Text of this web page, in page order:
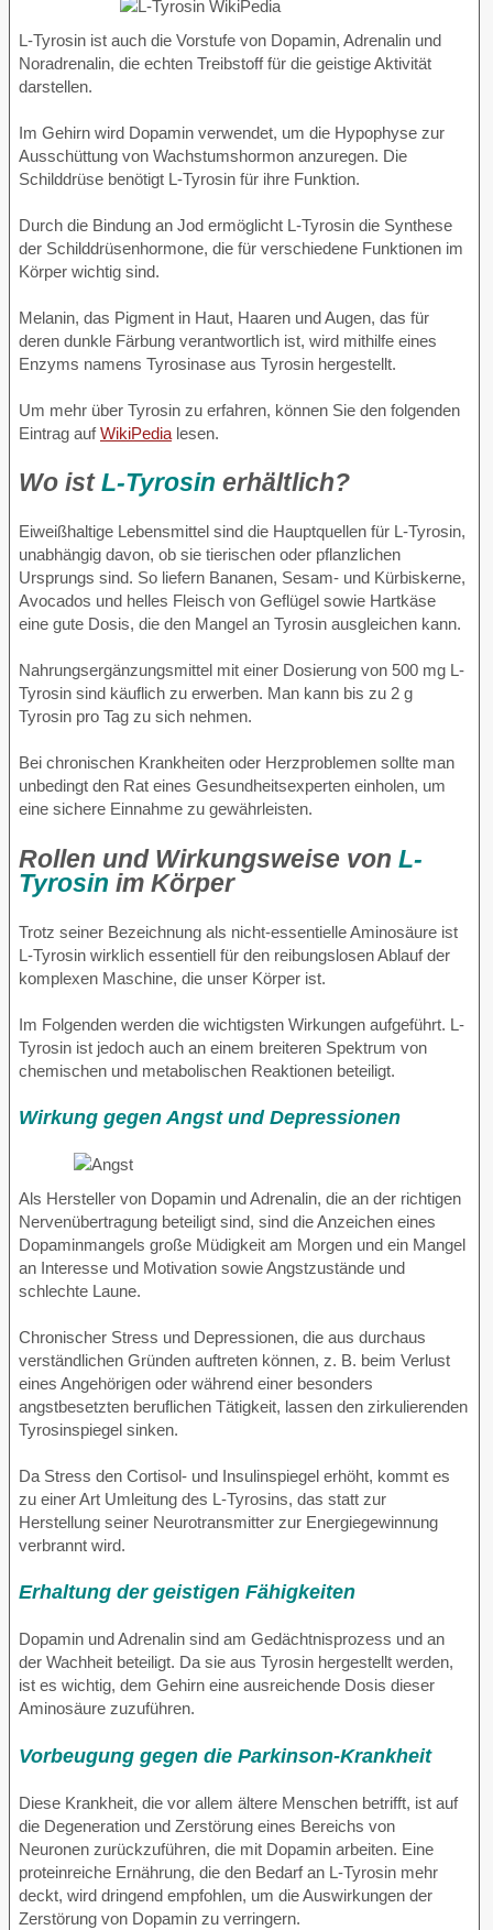
L-Tyrosin ist auch die Vorstufe von Dopamin, Adrenalin und
Noradrenalin, die echten Treibstoff für die geistige Aktivität
darstellen.
Im Gehirn wird Dopamin verwendet, um die Hypophyse zur
Ausschüttung von Wachstumshormon anzuregen. Die
Schilddrüse benötigt L-Tyrosin für ihre Funktion.
Durch die Bindung an Jod ermöglicht L-Tyrosin die Synthese
der Schilddrüsenhormone, die für verschiedene Funktionen im
Körper wichtig sind.
Melanin, das Pigment in Haut, Haaren und Augen, das für
deren dunkle Färbung verantwortlich ist, wird mithilfe eines
Enzyms namens Tyrosinase aus Tyrosin hergestellt.
Um mehr über Tyrosin zu erfahren, können Sie den folgenden
Eintrag aufWikiPedia lesen.
Wo istL-Tyrosin erhältlich?
Eiweißhaltige Lebensmittel sind die Hauptquellen für L-Tyrosin,
unabhängig davon, ob sie tierischen oder pflanzlichen
Ursprungs sind. So liefern Bananen, Sesam- und Kürbiskerne,
Avocados und helles Fleisch von Geflügel sowie Hartkäse
eine gute Dosis, die den Mangel an Tyrosin ausgleichen kann.
Nahrungsergänzungsmittel mit einer Dosierung von 500 mg L-
Tyrosin sind käuflich zu erwerben. Man kann bis zu 2 g
Tyrosin pro Tag zu sich nehmen.
Bei chronischen Krankheiten oder Herzproblemen sollte man
unbedingt den Rat eines Gesundheitsexperten einholen, um
eine sichere Einnahme zu gewährleisten.
Rollen und Wirkungsweise von L-
Tyrosin im Körper
Trotz seiner Bezeichnung als nicht-essentielle Aminosäure ist
L-Tyrosin wirklich essentiell für den reibungslosen Ablauf der
komplexen Maschine, die unser Körper ist.
Im Folgenden werden die wichtigsten Wirkungen aufgeführt. L-
Tyrosin ist jedoch auch an einem breiteren Spektrum von
chemischen und metabolischen Reaktionen beteiligt.
Wirkung gegen Angst und Depressionen
Als Hersteller von Dopamin und Adrenalin, die an der richtigen
Nervenübertragung beteiligt sind, sind die Anzeichen eines
Dopaminmangels große Müdigkeit am Morgen und ein Mangel
an Interesse und Motivation sowie Angstzustände und
schlechte Laune.
Chronischer Stress und Depressionen, die aus durchaus
verständlichen Gründen auftreten können, z. B. beim Verlust
eines Angehörigen oder während einer besonders
angstbesetzten beruflichen Tätigkeit, lassen den zirkulierenden
Tyrosinspiegel sinken.
Da Stress den Cortisol- und Insulinspiegel erhöht, kommt es
zu einer Art Umleitung des L-Tyrosins, das statt zur
Herstellung seiner Neurotransmitter zur Energiegewinnung
verbrannt wird.
Erhaltung der geistigen Fähigkeiten
Dopamin und Adrenalin sind am Gedächtnisprozess und an
der Wachheit beteiligt. Da sie aus Tyrosin hergestellt werden,
ist es wichtig, dem Gehirn eine ausreichende Dosis dieser
Aminosäure zuzuführen.
Vorbeugung gegen die Parkinson-Krankheit
Diese Krankheit, die vor allem ältere Menschen betrifft, ist auf
die Degeneration und Zerstörung eines Bereichs von
Neuronen zurückzuführen, die mit Dopamin arbeiten. Eine
proteinreiche Ernährung, die den Bedarf an L-Tyrosin mehr
deckt, wird dringend empfohlen, um die Auswirkungen der
Zerstörung von Dopamin zu verringern.